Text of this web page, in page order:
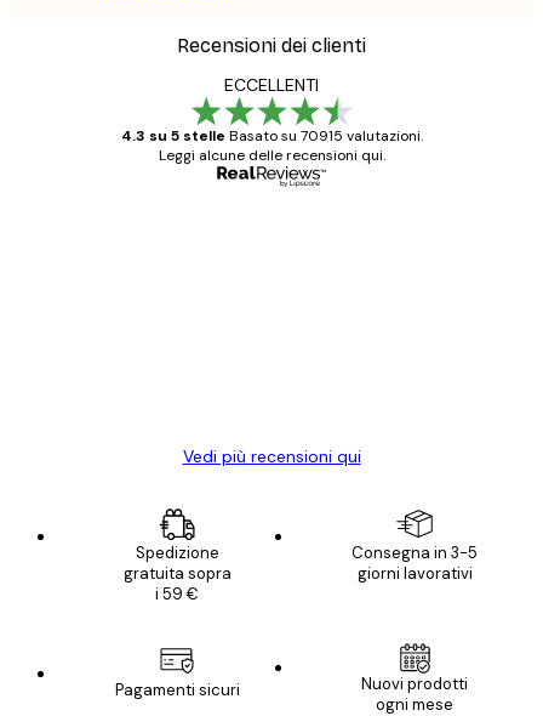
Recensioni dei clienti
ECCELLENTI
4.3 su 5 stelle Basato su 70915 valutazioni.
Leggi alcune delle recensioni qui.
Vedi più recensioni qui
Spedizione
gratuita sopra
i 59 €
Consegna in 3-5
giorni lavorativi
Pagamenti sicuri
Nuovi prodotti
ogni mese